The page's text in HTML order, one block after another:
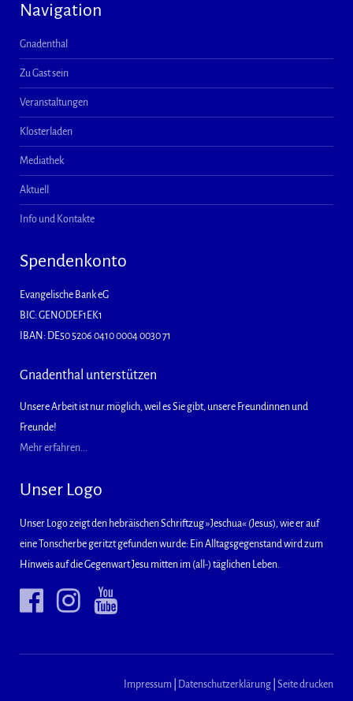
Navigation
Gnadenthal
Zu Gast sein
Veranstaltungen
Klosterladen
Mediathek
Aktuell
Info und Kontakte
Spendenkonto
Evangelische Bank eG
BIC: GENODEF1EK1
IBAN: DE50 5206 0410 0004 0030 71
Gnadenthal unterstützen
Unsere Arbeit ist nur möglich, weil es Sie gibt, unsere Freundinnen und
Freunde!
Mehr erfahren...
Unser Logo
Unser Logo zeigt den hebräischen Schriftzug »Jeschua« (Jesus), wie er auf
eine Tonscherbe geritzt gefunden wurde: Ein Alltagsgegenstand wird zum
Hinweis auf die Gegenwart Jesu mitten im (all-) täglichen Leben.
Impressum Datenschutzerklärung Seite drucken